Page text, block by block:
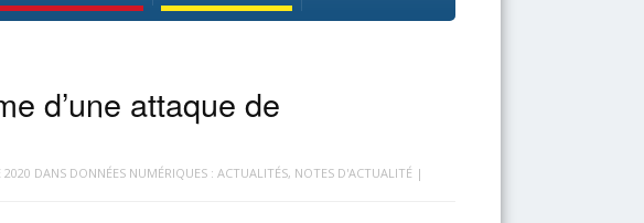
d’une attaque de
2020 DANS DONNÉES NUMÉRIQUES : ACTUALITÉS, NOTES D'ACTUALITÉ |